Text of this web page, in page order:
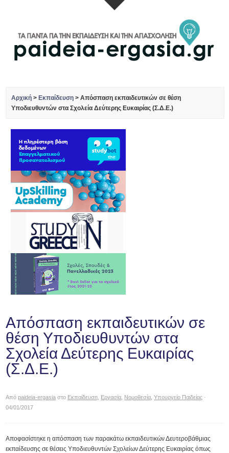
Αρχική > Εκπαίδευση >Απόσπαση εκπαιδευτικών σε θέση
Υποδιευθυντών στα Σχολεία Δεύτερης Ευκαιρίας (Σ.Δ.Ε.)
Απόσπαση εκπαιδευτικών σε
θέση Υποδιευθυντών στα
Σχολεία Δεύτερης Ευκαιρίας
(Σ.Δ.Ε.)
Απόpaideia-ergasia στο Εκπαίδευση Εργασία Νομοθεσία ,Υπουργείο Παιδείας ·
04/01/2017
Αποφασίστηκε η απόσπαση των παρακάτω εκπαιδευτικών Δευτεροβάθμιας
εκπαίδευσης σε θέσεις Υποδιευθυντών Σχολείων Δεύτερης Ευκαιρίας όπως